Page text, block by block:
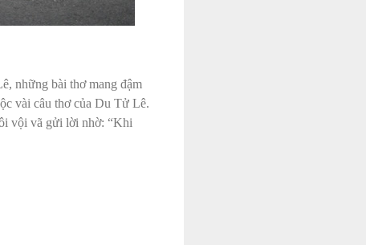
những bài thơ mang đậm
vài câu thơ của Du Tử Lê.
vội vã gửi lời nhờ: “Khi